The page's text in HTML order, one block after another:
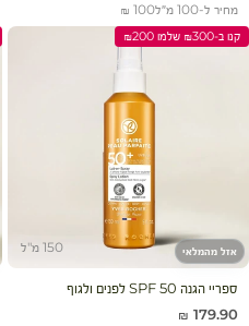
מחיר ל-100 מ״ל 100 ₪
קנו ב-₪300 שלמו ₪200
150 מ"ל אזל מהמלאי
ספריי הגנה 50 SPF לפנים ולגוף
מחיר מבצע
179.90 ₪